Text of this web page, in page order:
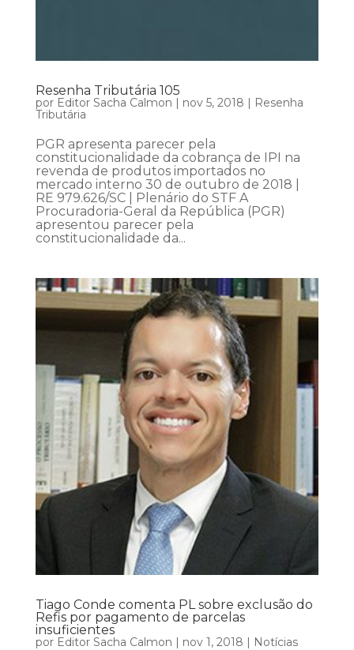
Resenha Tributária 105
por Editor Sacha Calmon | nov 5, 2018 | Resenha
Tributária
PGR apresenta parecer pela
constitucionalidade da cobrança de IPI na
revenda de produtos importados no
mercado interno 30 de outubro de 2018 |
RE 979.626/SC | Plenário do STF A
Procuradoria-Geral da República (PGR)
apresentou parecer pela
constitucionalidade da...
Tiago Conde comenta PL sobre exclusão do
Refis por pagamento de parcelas
insuficientes
por Editor Sacha Calmon | nov 1, 2018 | Notícias